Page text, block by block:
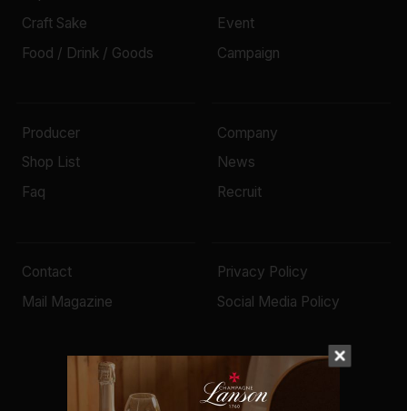
Craft Sake
Food / Drink / Goods
Event
Campaign
Producer
Shop List
Faq
Company
News
Recruit
Contact
Mail Magazine
Privacy Policy
Social Media Policy